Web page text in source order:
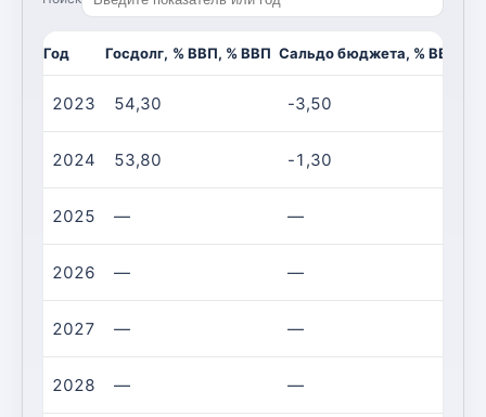
Год Госдолг, % ВВП, % ВВП Сальдо бюджета, % ВВП, %
2023 54,30 -3,50
2024 53,80 -1,30
2025 — —
2026 — —
2027 — —
2028 — —